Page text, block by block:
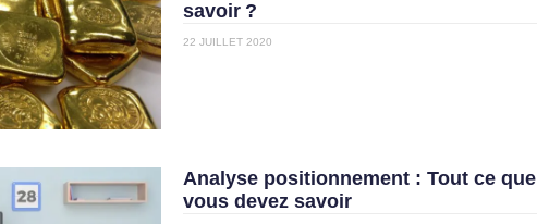
savoir ?
22 JUILLET 2020
Analyse positionnement : Tout ce que
vous devez savoir